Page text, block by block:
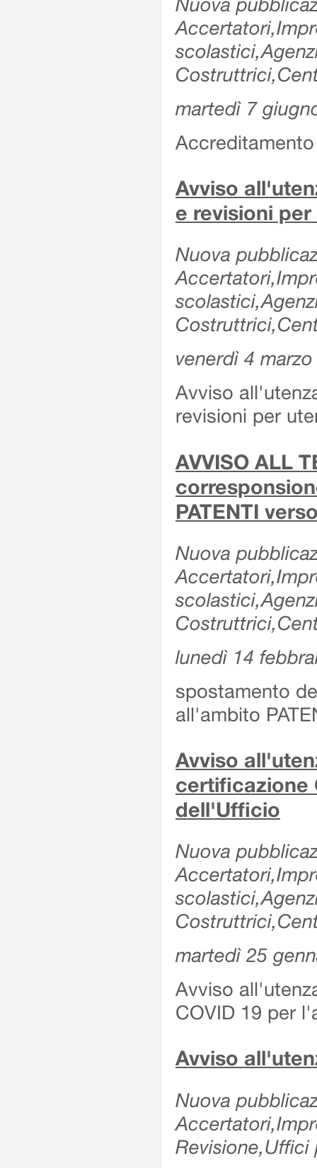
martedì 7
Avviso
e revisioni
Nuova
venerdì 4
Avviso
revisioni per
AVVISO ALL
PATENTI
Nuova
lunedì 14
spostamento
all'ambito
Avviso
certificazione
dell'Ufficio
Nuova
martedì 25
Avviso
COVID 19 per
Avviso
Nuova
Revisione,Uffici